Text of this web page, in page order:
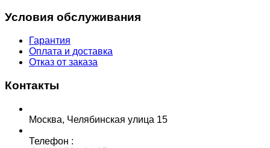
Условия обслуживания
Гарантия
Оплата и доставка
Отказ от заказа
Контакты
Москва, Челябинская улица 15
Телефон :